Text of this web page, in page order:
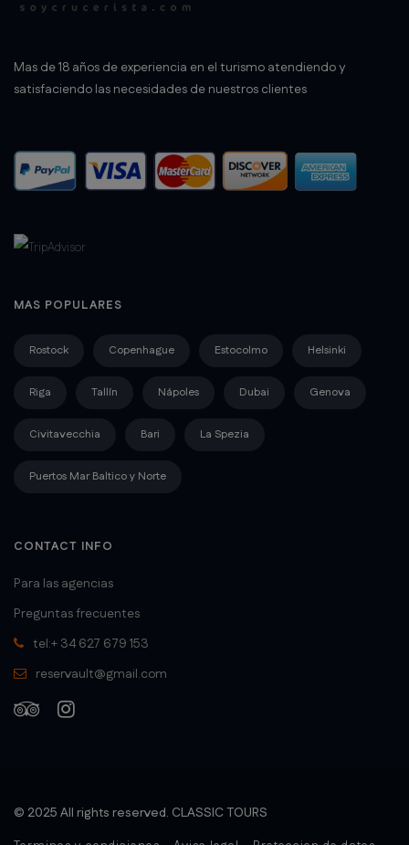
Mas de 18 años de experiencia en el turismo atendiendo y
satisfaciendo las necesidades de nuestros clientes
MAS POPULARES
Rostock Copenhague Estocolmo Helsinki
Riga Tallín Nápoles Dubai Genova
Civitavecchia Bari La Spezia
Puertos Mar Baltico y Norte
CONTACT INFO
Para las agencias
Preguntas frecuentes
tel:+ 34 627 679 153
reservault@gmail.com
© 2025 All rights reserved. CLASSIC TOURS